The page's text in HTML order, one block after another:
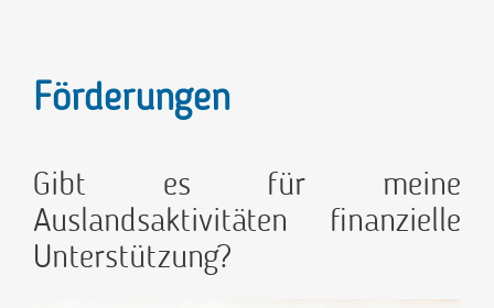
Förderungen
Gibt es für meine
Auslandsaktivitäten finanzielle
Unterstützung?